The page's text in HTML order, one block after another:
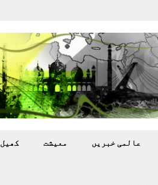
عالمی خبريں معيشت کھيل